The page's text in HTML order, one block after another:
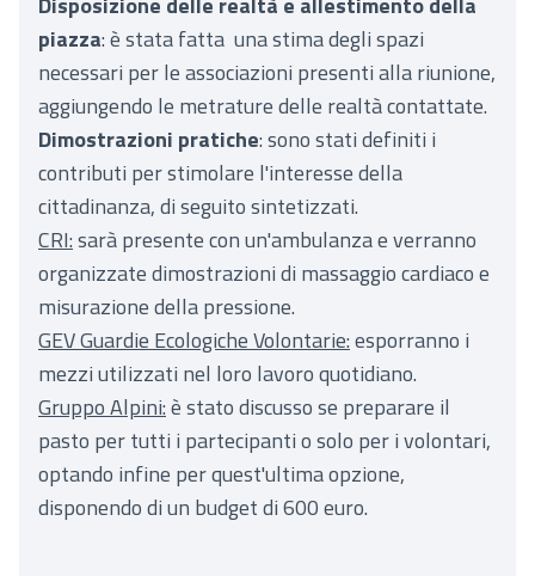
piazza: è stata fatta una stima degli spazi
necessari per le associazioni presenti alla riunione,
aggiungendo le metrature delle realtà contattate.
Dimostrazioni pratiche: sono stati definiti i
contributi per stimolare l'interesse della
cittadinanza, di seguito sintetizzati.
CRI:sarà presente con un'ambulanza e verranno
organizzate dimostrazioni di massaggio cardiaco e
misurazione della pressione.
GEV Guardie Ecologiche Volontarie:esporranno i
mezzi utilizzati nel loro lavoro quotidiano.
Gruppo Alpini:è stato discusso se preparare il
pasto per tutti i partecipanti o solo per i volontari,
optando infine per quest'ultima opzione,
disponendo di un budget di 600 euro.